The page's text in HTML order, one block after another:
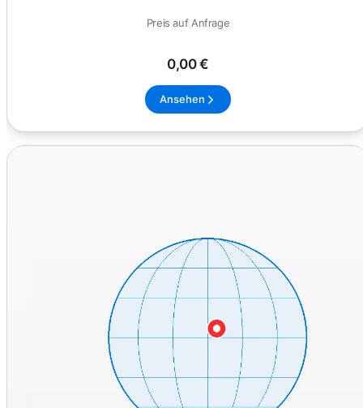
Preis auf Anfrage
0,00 €
Ansehen